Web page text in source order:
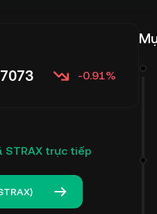
-0.91%
STRAX trực tiếp